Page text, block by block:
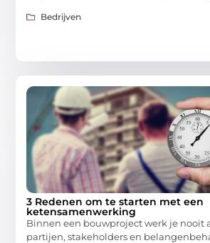
Bedrijven
3 Redenen om te starten met een
ketensamenwerking
Binnen een bouwproject werk je nooit
partijen, stakeholders en